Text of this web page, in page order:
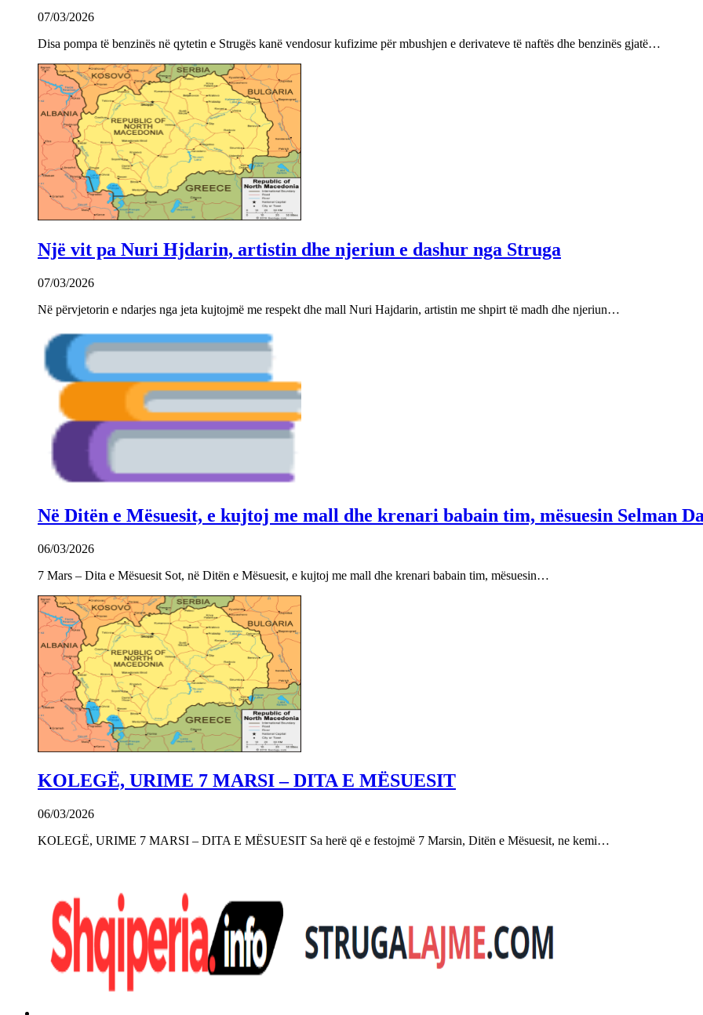
07/03/2026
Disa pompa të benzinës në qytetin e Strugës kanë vendosur kufizime për mbushjen e derivateve të naftës dhe benzinës gjatë…
Një vit pa Nuri Hjdarin, artistin dhe njeriun e dashur nga Struga
07/03/2026
Në përvjetorin e ndarjes nga jeta kujtojmë me respekt dhe mall Nuri Hajdarin, artistin me shpirt të madh dhe njeriun…
Në Ditën e Mësuesit, e kujtoj me mall dhe krenari babain tim, mësuesin Selman
06/03/2026
7 Mars – Dita e Mësuesit Sot, në Ditën e Mësuesit, e kujtoj me mall dhe krenari babain tim, mësuesin…
KOLEGË, URIME 7 MARSI – DITA E MËSUESIT
06/03/2026
KOLEGË, URIME 7 MARSI – DITA E MËSUESIT Sa herë që e festojmë 7 Marsin, Ditën e Mësuesit, ne kemi…